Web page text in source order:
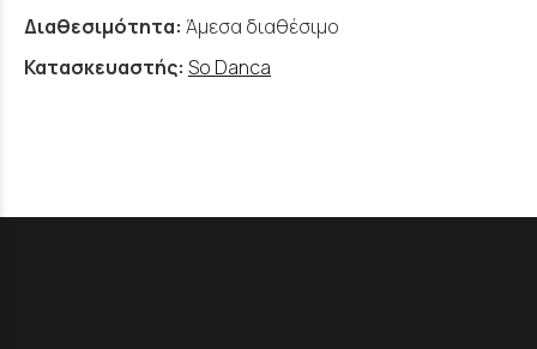
Διαθεσιμότητα: Άμεσα διαθέσιμο
Κατασκευαστής: So Danca